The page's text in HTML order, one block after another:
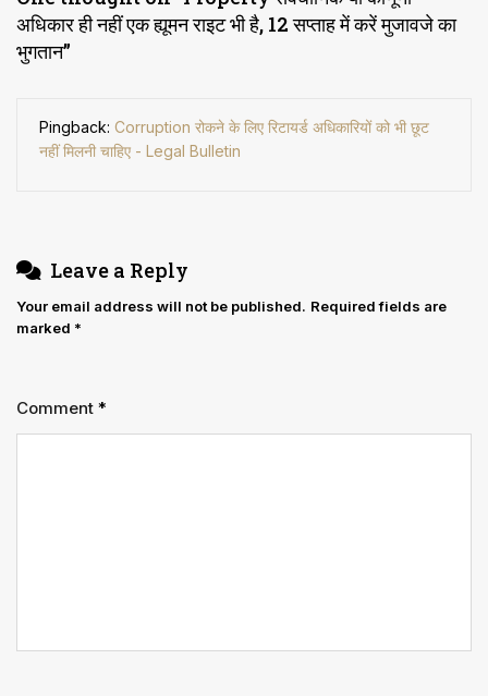
अधिकार ही नहीं एक ह्यूमन राइट भी है, 12 सप्ताह में करें मुजावजे का
भुगतान”
Pingback: Corruption रोकने के लिए रिटायर्ड अधिकारियों को भी छूट
नहीं मिलनी चाहिए - Legal Bulletin
Leave a Reply
Your email address will not be published. Required fields are
marked *
Comment *